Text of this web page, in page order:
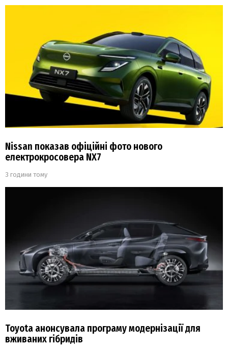
Nissan показав офіційні фото нового
електрокросовера NX7
3 години тому
Toyota анонсувала програму модернізації для
вживаних гібридів